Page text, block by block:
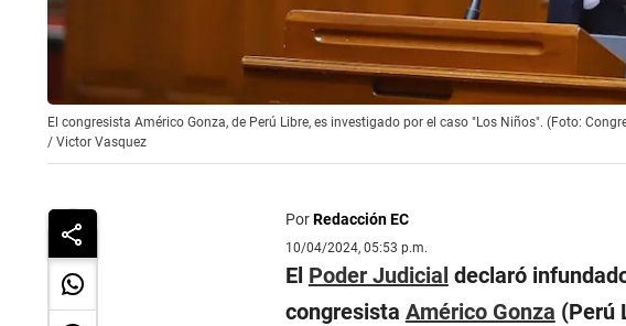
El congresista Américo Gonza, de Perú Libre, es investigado por el caso "Los Niños". (Foto:
/ Victor Vasquez
PorRedacción EC
10/04/2024, 05:53 p.m.
El Poder Judicial declaró
congresista Américo Gonza (Perú